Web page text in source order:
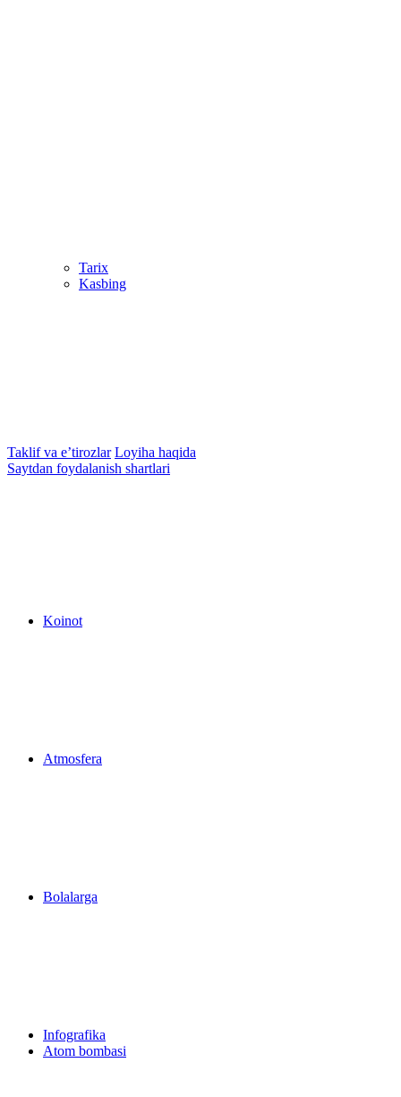
Tarix
Kasbing
Taklif va e’tirozlar Loyiha haqida
Saytdan foydalanish shartlari
Koinot
Atmosfera
Bolalarga
Infografika
Atom bombasi